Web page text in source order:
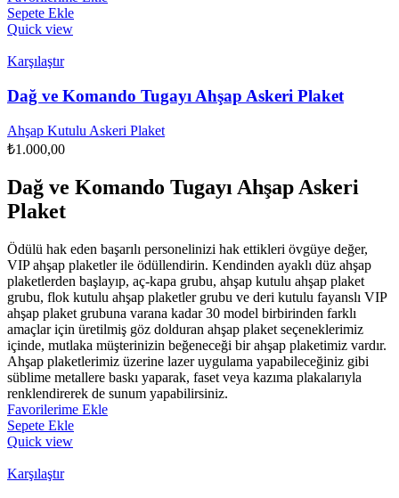
Sepete Ekle
Quick view
Karşılaştır
Dağ ve Komando Tugayı Ahşap Askeri Plaket
Ahşap Kutulu Askeri Plaket
₺1.000,00
Dağ ve Komando Tugayı Ahşap Askeri
Plaket
Ödülü hak eden başarılı personelinizi hak ettikleri övgüye değer,
VIP ahşap plaketler ile ödüllendirin. Kendinden ayaklı düz ahşap
plaketlerden başlayıp, aç-kapa grubu, ahşap kutulu ahşap plaket
grubu, flok kutulu ahşap plaketler grubu ve deri kutulu fayanslı VIP
ahşap plaket grubuna varana kadar 30 model birbirinden farklı
amaçlar için üretilmiş göz dolduran ahşap plaket seçeneklerimiz
içinde, mutlaka müşterinizin beğeneceği bir ahşap plaketimiz vardır.
Ahşap plaketlerimiz üzerine lazer uygulama yapabileceğiniz gibi
süblime metallere baskı yaparak, faset veya kazıma plakalarıyla
renklendirerek de sunum yapabilirsiniz.
Favorilerime Ekle
Sepete Ekle
Quick view
Karşılaştır